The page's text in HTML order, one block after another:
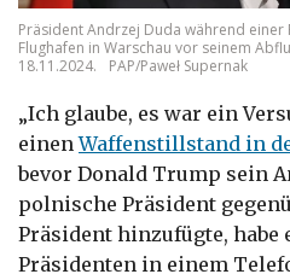
Präsident Andrzej Duda während einer
Flughafen in Warschau vor seinem
18.11.2024.
PAP/Paweł Supernak
„Ich glaube, es war ein
einenWaffenstillstand in
bevor Donald Trump sein
polnische Präsident gegen
Präsident hinzufügte, habe
Präsidenten in einem